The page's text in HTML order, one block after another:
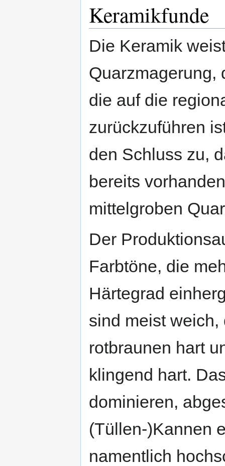
Keramikfunde
Die Keramik
Quarzmagerung,
die auf die
zurückzuführen
den Schluss zu,
bereits
mittelgroben
Der
Farbtöne, die
Härtegrad
sind meist
rotbraunen hart
klingend hart.
dominieren,
(Tüllen-)Kannen
namentlich